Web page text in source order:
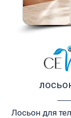
Лосьон для